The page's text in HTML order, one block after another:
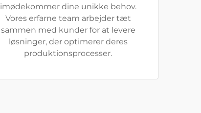
imødekommer dine unikke behov.
Vores erfarne team arbejder tæt
sammen med kunder for at levere
løsninger, der optimerer deres
produktionsprocesser.